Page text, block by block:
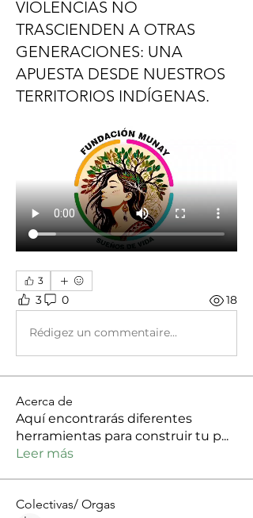
VIOLENCIAS NO
TRASCIENDEN A OTRAS
GENERACIONES: UNA
APUESTA DESDE NUESTROS
TERRITORIOS INDÍGENAS.
3
3 0 18
Rédigez un commentaire...
Acerca de
Aquí encontrarás diferentes
herramientas para construir tu p...
Leer más
Colectivas/ Orgas